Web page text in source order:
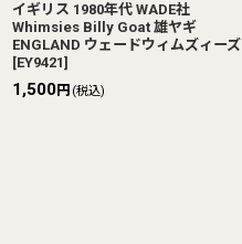
イギリス 1980年代 WADE社
Whimsies Billy Goat 雄ヤギ
ENGLAND ウェードウィムズィーズ
[EY9421]
1,500円 (税込)